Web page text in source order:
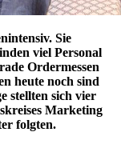
Sie
viel Personal
Ordermessen
heute noch sind
stellten sich vier
Marketing
folgten.